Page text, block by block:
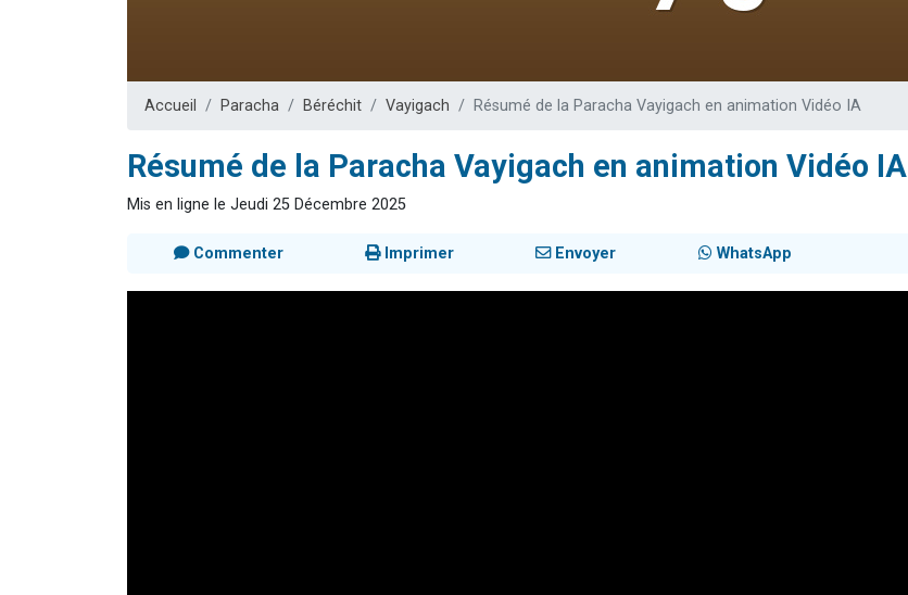
Accueil Paracha Béréchit Vayigach Résumé de la Paracha Vayigach en animation Vidéo IA
Résumé de la Paracha Vayigach en animation Vidéo IA
Mis en ligne le Jeudi 25 Décembre 2025
Commenter Imprimer Envoyer WhatsApp